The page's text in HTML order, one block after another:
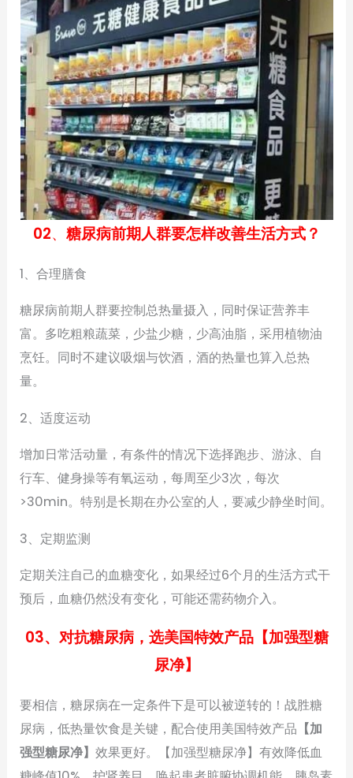
02、 糖尿病前期人群要怎样改善生活方式？
1、合理膳食
糖尿病前期人群要控制总热量摄入，同时保证营养丰
富。多吃粗粮蔬菜，少盐少糖，少高油脂，采用植物油
烹饪。同时不建议吸烟与饮酒，酒的热量也算入总热
量。
2、适度运动
增加日常活动量，有条件的情况下选择跑步、游泳、自
行车、健身操等有氧运动，每周至少3次，每次
>30min。特别是长期在办公室的人，要减少静坐时间。
3、定期监测
定期关注自己的血糖变化，如果经过6个月的生活方式干
预后，血糖仍然没有变化，可能还需药物介入。
03、对抗糖尿病，选美国特效产品【加强型糖
尿净】
要相信，糖尿病在一定条件下是可以被逆转的！战胜糖
尿病，低热量饮食是关键，配合使用美国特效产品 【加
强型糖尿净】效果更好。【加强型糖尿净】有效降低血